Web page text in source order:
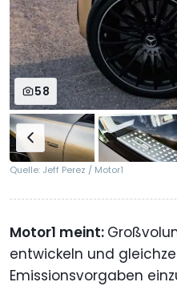
58
Quelle: Jeff Perez / Motor1
Motor1 meint:
entwickeln und
Emissionsvorgaben